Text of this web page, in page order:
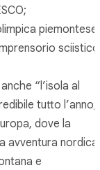
piemontese;
sciistico
“l’isola al
tutto l’anno;
dove la
avventura nordica;
e